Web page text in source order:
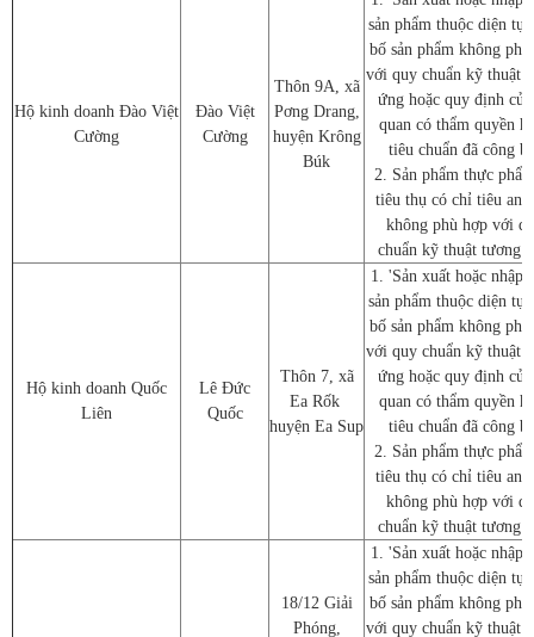
Hộ kinh doanh Đào Việt
Cường
Đào Việt
Cường
Thôn 9A, xã
Pơng Drang,
huyện Krông
Búk
sản phẩm thuộc diện tự
bố sản phẩm không
với quy chuẩn kỹ thuật
ứng hoặc quy định
quan có thẩm quyền
tiêu chuẩn đã công
2. Sản phẩm thực
tiêu thụ có chỉ tiêu an
không phù hợp với
chuẩn kỹ thuật tương
Hộ kinh doanh Quốc
Liên
Lê Đức
Quốc
Thôn 7, xã
Ea Rốk
huyện Ea Sup
1. 'Sản xuất hoặc nhập
sản phẩm thuộc diện tự
bố sản phẩm không
với quy chuẩn kỹ thuật
ứng hoặc quy định
quan có thẩm quyền
tiêu chuẩn đã công
2. Sản phẩm thực
tiêu thụ có chỉ tiêu an
không phù hợp với
chuẩn kỹ thuật tương
18/12 Giải
Phóng,
1. 'Sản xuất hoặc nhập
sản phẩm thuộc diện tự
bố sản phẩm không
với quy chuẩn kỹ thuật